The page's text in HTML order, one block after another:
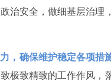
治安全，做细基层治
，确保维护稳定各项措
极致精致的工作作风